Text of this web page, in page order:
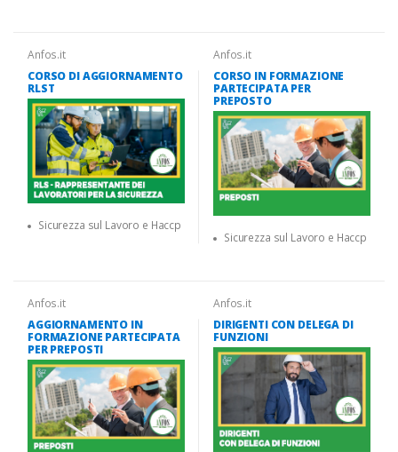
Anfos.it
CORSO DI AGGIORNAMENTO
RLST
Sicurezza sul Lavoro e Haccp
Anfos.it
CORSO IN FORMAZIONE
PARTECIPATA PER
PREPOSTO
Sicurezza sul Lavoro e Haccp
Anfos.it
AGGIORNAMENTO IN
FORMAZIONE PARTECIPATA
PER PREPOSTI
Anfos.it
DIRIGENTI CON DELEGA DI
FUNZIONI